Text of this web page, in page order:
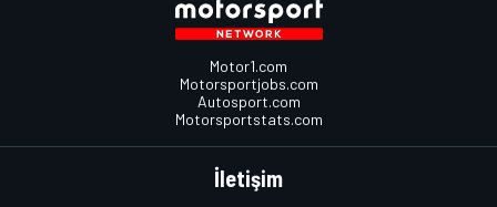
Motor1.com
Motorsportjobs.com
Autosport.com
Motorsportstats.com
İletişim